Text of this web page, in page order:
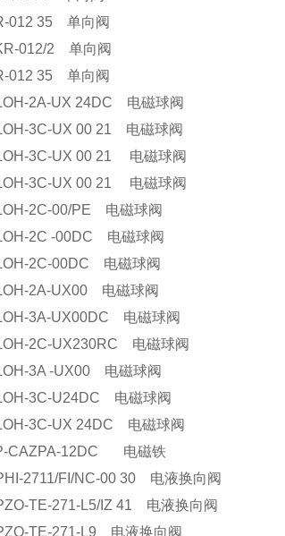
012 35 单向阀
012/2 单向阀
012 35 单向阀
2A-UX 24DC 电磁球阀
3C-UX 00 21 电磁球阀
3C-UX 00 21 电磁球阀
3C-UX 00 21 电磁球阀
2C-00/PE 电磁球阀
2C -00DC 电磁球阀
2C-00DC 电磁球阀
2A-UX00 电磁球阀
3A-UX00DC 电磁球阀
2C-UX230RC 电磁球阀
3A -UX00 电磁球阀
3C-U24DC 电磁球阀
3C-UX 24DC 电磁球阀
CAZPA-12DC 电磁铁
2711/FI/NC-00 30 电液换向阀
TE-271-L5/IZ 41 电液换向阀
TE-271-L9 电液换向阀